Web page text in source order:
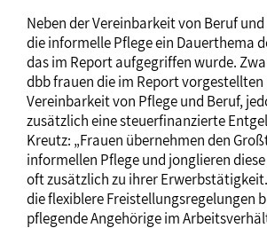
Neben der Vereinbarkeit von Beruf
die informelle Pflege ein Dauerthema
das im Report aufgegriffen wurde.
dbb frauen die im Report
Vereinbarkeit von Pflege und Beruf,
zusätzlich eine steuerfinanzierte
Kreutz: „Frauen übernehmen den
informellen Pflege und jonglieren
oft zusätzlich zu ihrer
die flexiblere Freistellungsregelungen
pflegende Angehörige im